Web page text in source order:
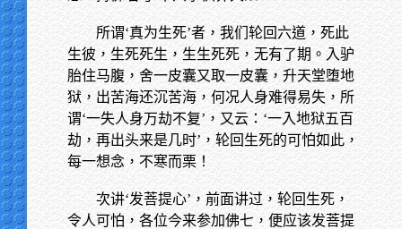
所谓‘真为生死’者，我们轮回六道，死此
生彼，生死死生，生生死死，无有了期。入驴
胎住马腹，舍一皮囊又取一皮囊，升天堂堕地
狱，出苦海还沉苦海，何况人身难得易失，所
谓‘一失人身万劫不复’，又云：‘一入地狱五百
劫，再出头来是几时’，轮回生死的可怕如此，
每一想念，不寒而栗！
次讲‘发菩提心’，前面讲过，轮回生死，
令人可怕，各位今来参加佛七，便应该发菩提